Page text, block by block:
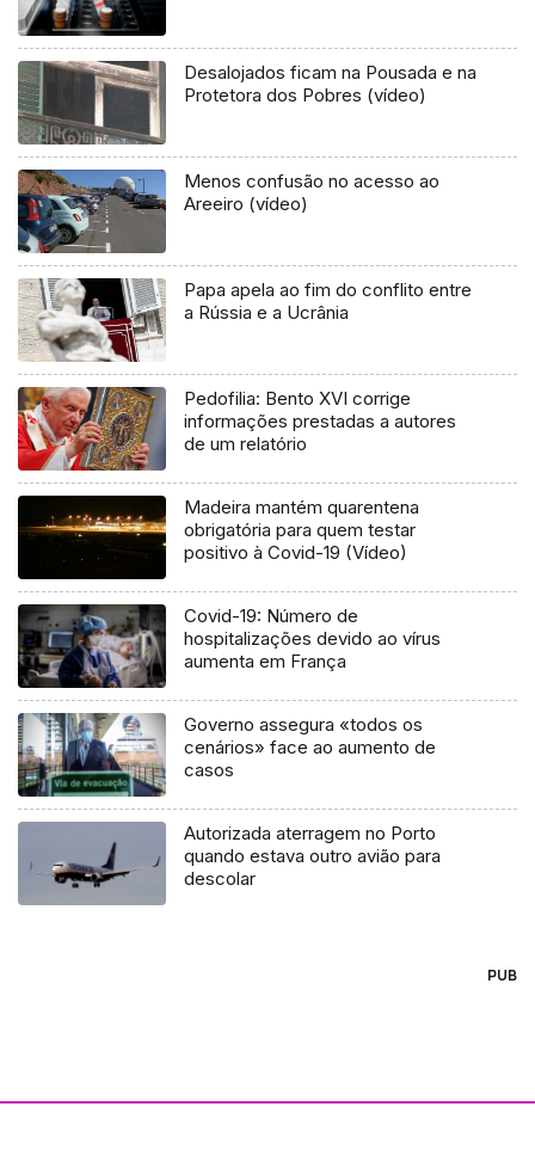
Desalojados ficam na Pousada e na
Protetora dos Pobres (vídeo)
Menos confusão no acesso ao
Areeiro (vídeo)
Papa apela ao fim do conflito entre
a Rússia e a Ucrânia
Pedofilia: Bento XVI corrige
informações prestadas a autores
de um relatório
Madeira mantém quarentena
obrigatória para quem testar
positivo à Covid-19 (Vídeo)
Covid-19: Número de
hospitalizações devido ao vírus
aumenta em França
Governo assegura «todos os
cenários» face ao aumento de
casos
Autorizada aterragem no Porto
quando estava outro avião para
descolar
PUB